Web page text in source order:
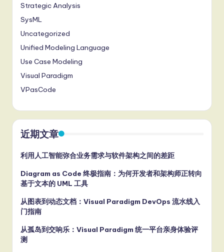
Strategic Analysis
SysML
Uncategorized
Unified Modeling Language
Use Case Modeling
Visual Paradigm
VPasCode
近期文章
利用人工智能弥合业务需求与软件架构之间的差距
Diagram as Code 终极指南：为何开发者和架构师正转向
基于文本的 UML 工具
从图表到动态文档：Visual Paradigm DevOps 流水线入
门指南
从孤岛到交响乐：Visual Paradigm 统一平台亲身体验评
测